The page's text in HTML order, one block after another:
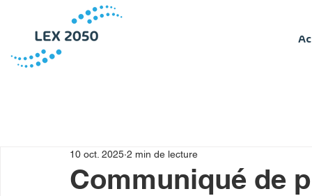
Communiqué de
10 oct. 2025 2 min de lecture